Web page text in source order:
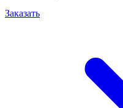
Заказать